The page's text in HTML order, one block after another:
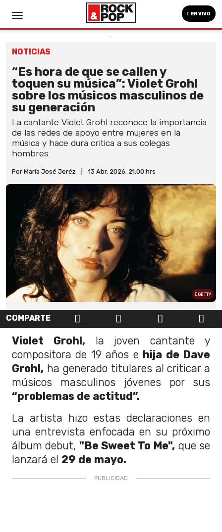
EN VIVO
NOTICIAS
“Es hora de que se callen y
toquen su música”: Violet Grohl
sobre los músicos masculinos de
su generación
La cantante Violet Grohl reconoce la importancia
de las redes de apoyo entre mujeres en la
música y hace dura critica a sus colegas
hombres.
Por María José Jeréz 13 Abr, 2026. 21:00 hrs
GETTY
COMPARTE
Violet Grohl,la joven cantante y
compositora de 19 años e hija de Dave
Grohl, ha generado titulares al criticar a
músicos masculinos jóvenes por sus
“problemas de actitud”.
La artista hizo estas declaraciones en
una entrevista enfocada en su próximo
álbum debut, "Be Sweet To Me", que se
lanzará el 29 de mayo.